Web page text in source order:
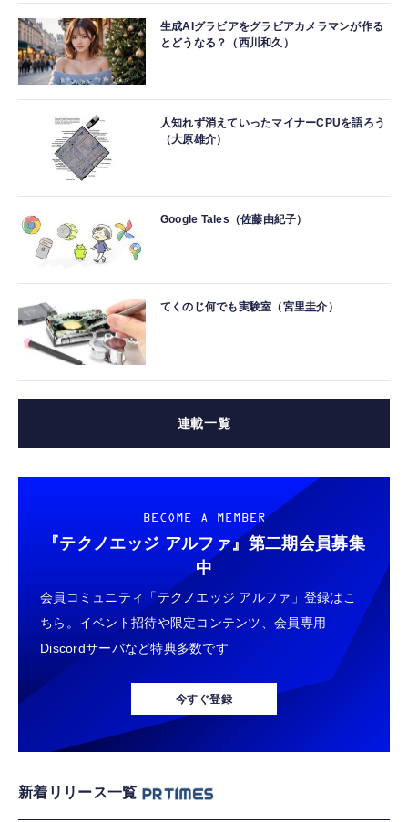
生成AIグラビアをグラビアカメラマンが作る
とどうなる？（西川和久）
人知れず消えていったマイナーCPUを語ろう
（大原雄介）
Google Tales（佐藤由紀子）
てくのじ何でも実験室（宮里圭介）
連載一覧
BECOME A MEMBER
『テクノエッジ アルファ』 第二期会員募集
中
会員コミュニティ「テクノエッジ アルファ」登録はこ
ちら。イベント招待や限定コンテンツ、会員専用
Discordサーバなど特典多数です
今すぐ登録
新着リリース一覧